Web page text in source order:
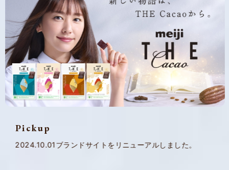
Top
Line up
BEAN to BAR / FARM to BAR
Sustainability
News
Tasting
Pickup
2025.02.13meiji THE Cacao × 伊豆今井浜東急ホテル